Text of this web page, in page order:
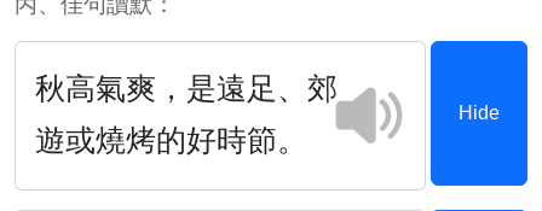
秋高氣爽，是遠足、郊
遊或燒烤的好時節。
Hide